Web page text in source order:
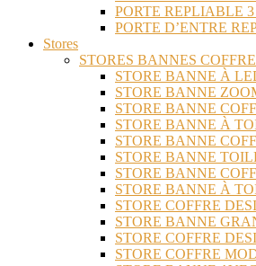
PORTE REPLIABLE
PORTE D’ENTRE
Stores
STORES BANNES
STORE BANNE À
STORE BANNE
STORE BANNE
STORE BANNE À
STORE BANNE
STORE BANNE
STORE BANNE
STORE BANNE À
STORE COFFRE
STORE BANNE
STORE COFFRE
STORE COFFRE